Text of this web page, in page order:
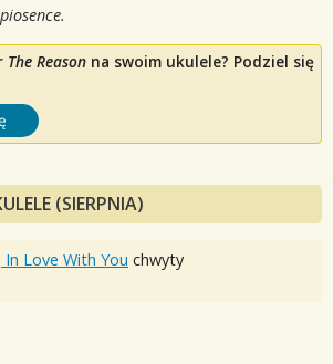
The Reason na swoim ukulele? Podziel się
(SIERPNIA)
Love With You chwyty